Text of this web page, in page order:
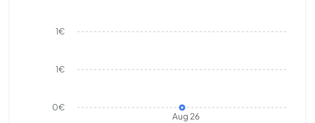
Aug 26
0€
1€
1€